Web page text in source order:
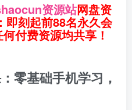
资源站网盘资
即刻起前88名永久会
付费资源均共享！
零基础手机学习，